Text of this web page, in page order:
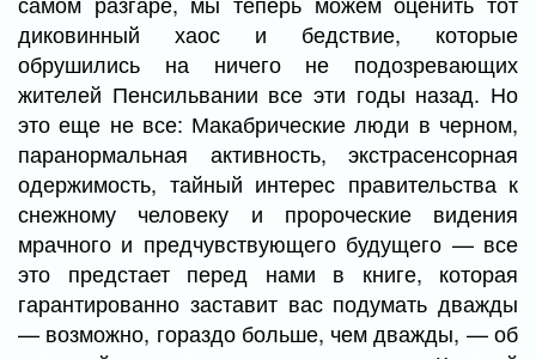
диковинный хаос и бедствие, которые
обрушились на ничего не подозревающих
жителей Пенсильвании все эти годы назад. Но
это еще не все: Макабрические люди в черном,
паранормальная активность, экстрасенсорная
одержимость, тайный интерес правительства к
снежному человеку и пророческие видения
мрачного и предчувствующего будущего — все
это предстает перед нами в книге, которая
гарантированно заставит вас подумать дважды
— возможно, гораздо больше, чем дважды, — об